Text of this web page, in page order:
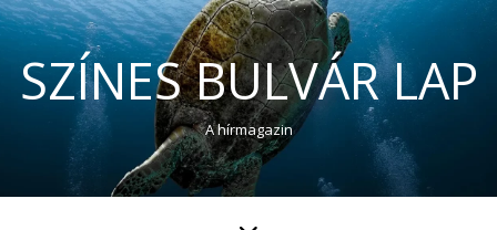
SZÍNES BULVÁR LAP
A hírmagazin